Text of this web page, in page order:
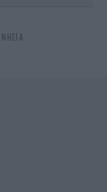
ΝΗΣΊΑ